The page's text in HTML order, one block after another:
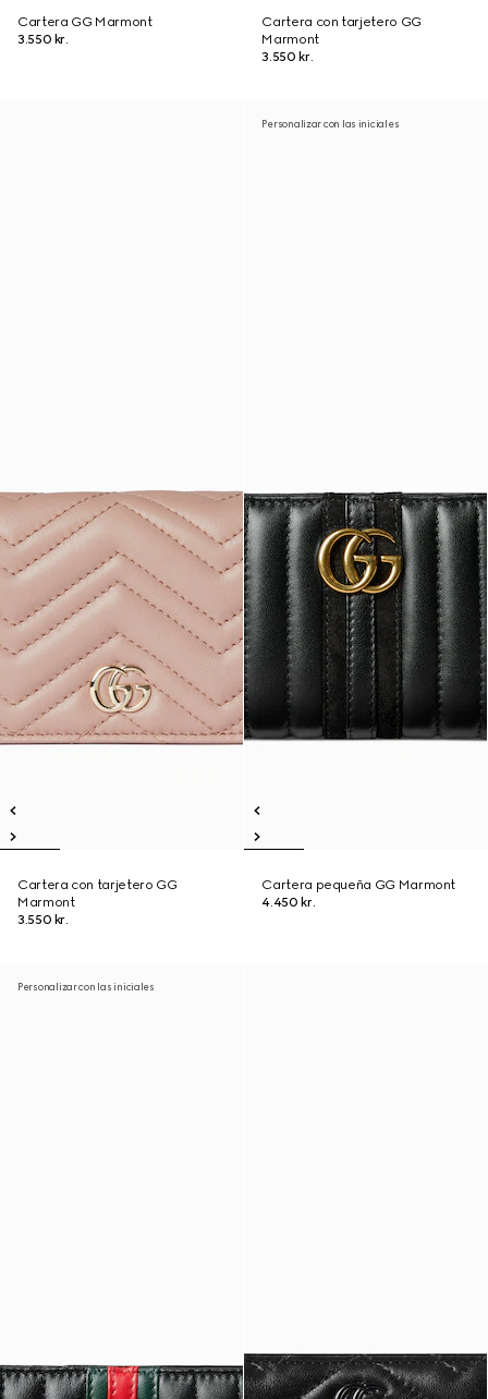
Cartera GG Marmont
3.550 kr.
Cartera con tarjetero GG
Marmont
3.550 kr.
Cartera con tarjetero GG
Marmont
3.550 kr.
Personalizar con las iniciales
Cartera pequeña GG Marmont
4.450 kr.
Personalizar con las iniciales